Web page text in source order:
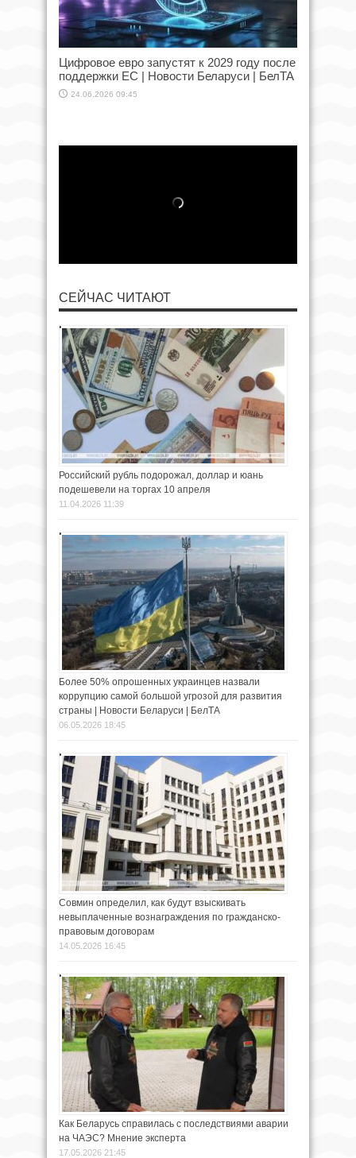
Цифровое евро запустят к 2029 году после
поддержки ЕС | Новости Беларуси | БелТА
24.06.2026 09:45
СЕЙЧАС ЧИТАЮТ
Российский рубль подорожал, доллар и юань
подешевели на торгах 10 апреля
11.04.2026 11:39
Более 50% опрошенных украинцев назвали
коррупцию самой большой угрозой для развития
страны | Новости Беларуси | БелТА
06.05.2026 18:45
Совмин определил, как будут взыскивать
невыплаченные вознаграждения по гражданско-
правовым договорам
14.05.2026 16:45
Как Беларусь справилась с последствиями аварии
на ЧАЭС? Мнение эксперта
17.05.2026 21:45